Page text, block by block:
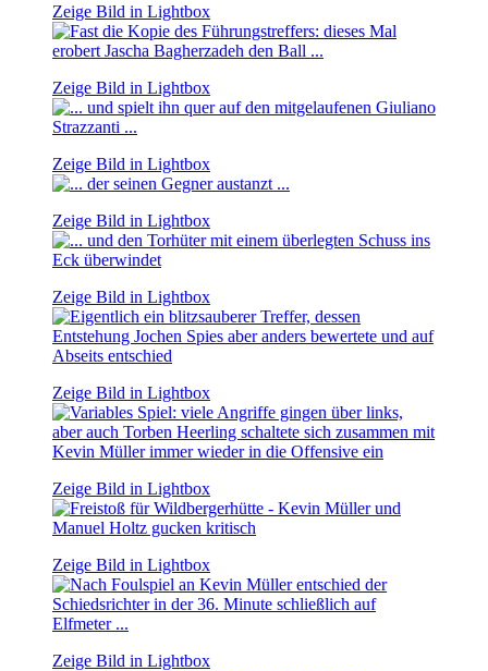
Zeige Bild in Lightbox
Zeige Bild in Lightbox
Zeige Bild in Lightbox
Zeige Bild in Lightbox
Zeige Bild in Lightbox
Zeige Bild in Lightbox
Zeige Bild in Lightbox
Zeige Bild in Lightbox
Zeige Bild in Lightbox